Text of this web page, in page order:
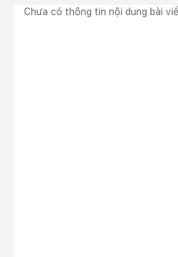
Chưa có thông tin nội dung bài